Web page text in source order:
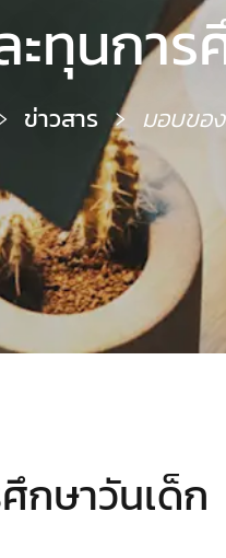
นการศึ
ข่าวสาร มอบขอ
กษาวันเด็ก